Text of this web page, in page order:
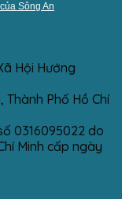
Sông An
Hội Hướng
Thành Phố Hồ Chí
0316095022 do
Minh cấp ngày